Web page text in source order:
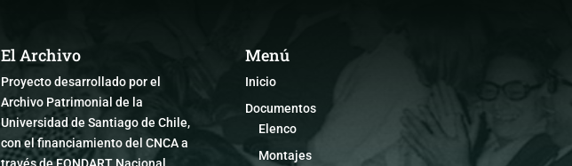
El Archivo
Proyecto desarrollado por el
Archivo Patrimonial de la
Universidad de Santiago de Chile,
con el financiamiento del CNCA a
Menú
Inicio
Documentos
Elenco
Montajes